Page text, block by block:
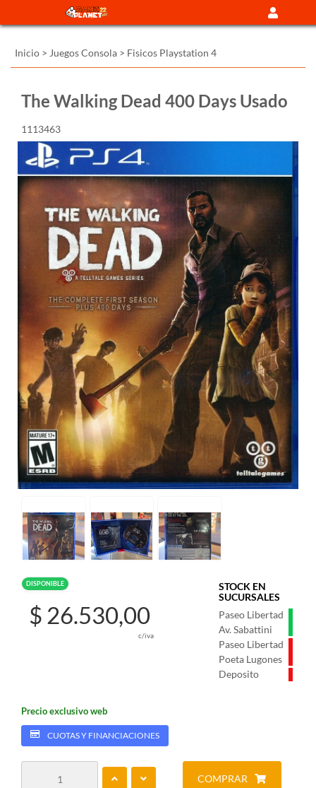
Inicio > Juegos Consola > Fisicos Playstation 4
The Walking Dead 400 Days Usado
1113463
DISPONIBLE
STOCK EN
SUCURSALES
Paseo Libertad
Av. Sabattini
Paseo Libertad
Poeta Lugones
Deposito
$ 26.530,00
c/iva
Precio exclusivo web
CUOTAS Y FINANCIACIONES
COMPRAR